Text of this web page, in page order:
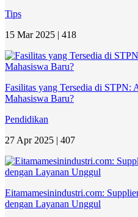
Tips
15 Mar 2025 | 418
Fasilitas yang Tersedia di STPN:
Mahasiswa Baru?
Pendidikan
27 Apr 2025 | 407
Eitamamesinindustri.com:
dengan Layanan Unggul